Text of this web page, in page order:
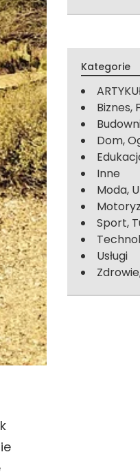
Kategorie
Biznes,
Dom,
Inne
Moda,
Sport,
Usługi